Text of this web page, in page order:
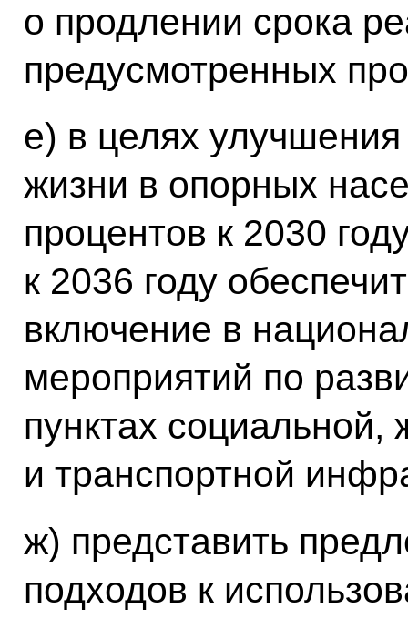
о продлении срока
предусмотренных
е) в целях
жизни в опорных
процентов к 2030
к 2036 году
включение в
мероприятий по
пунктах
и транспортной
ж) представить
подходов к